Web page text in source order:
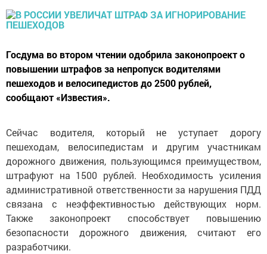
Госдума во втором чтении одобрила законопроект о
повышении штрафов за непропуск водителями
пешеходов и велосипедистов до 2500 рублей,
сообщают «Известия».
Сейчас водителя, который не уступает дорогу
пешеходам, велосипедистам и другим участникам
дорожного движения, пользующимся преимуществом,
штрафуют на 1500 рублей. Необходимость усиления
административной ответственности за нарушения ПДД
связана с неэффективностью действующих норм.
Также законопроект способствует повышению
безопасности дорожного движения, считают его
разработчики.